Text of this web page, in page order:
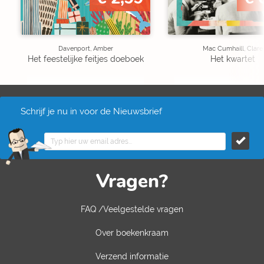
Davenport, Amber
Het feestelijke feitjes doeboek
Mac Cumhaill, Clare
Het kwartet
Schrijf je nu in voor de Nieuwsbrief
Vragen?
FAQ /Veelgestelde vragen
Over boekenkraam
Verzend informatie